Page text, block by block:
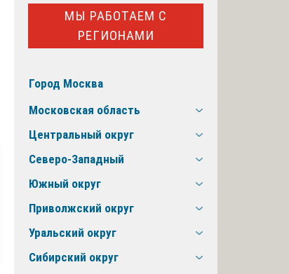
МЫ РАБОТАЕМ С
РЕГИОНАМИ
Город Москва
Московская область
Центральный округ
Северо-Западный
Южный округ
Приволжский округ
Уральский округ
Сибирский округ